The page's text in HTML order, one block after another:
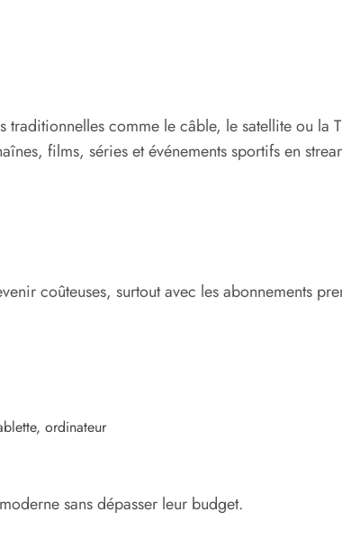
comme le câble, le satellite ou la
films, séries et événements sportifs en
coûteuses, surtout avec les abonnements
ordinateur
sans dépasser leur budget.